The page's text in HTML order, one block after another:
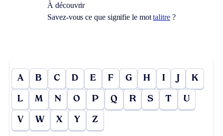
À découvrir
Savez-vous ce que signifie le mottalitre?
A B C D E F G H I J K
L M N O P Q R S T U
V W X Y Z